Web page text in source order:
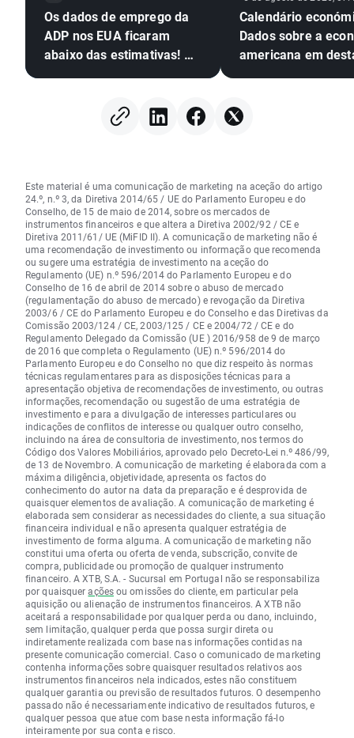
Os dados de emprego da
ADP nos EUA ficaram
abaixo das estimativas! O
Calendário
Dados sobre a
americana em
Este material é uma comunicação de marketing na aceção do artigo
24.º, n.º 3, da Diretiva 2014/65 / UE do Parlamento Europeu e do
Conselho, de 15 de maio de 2014, sobre os mercados de
instrumentos financeiros e que altera a Diretiva 2002/92 / CE e
Diretiva 2011/61/ UE (MiFID II). A comunicação de marketing não é
uma recomendação de investimento ou informação que recomenda
ou sugere uma estratégia de investimento na aceção do
Regulamento (UE) n.º 596/2014 do Parlamento Europeu e do
Conselho de 16 de abril de 2014 sobre o abuso de mercado
(regulamentação do abuso de mercado) e revogação da Diretiva
2003/6 / CE do Parlamento Europeu e do Conselho e das Diretivas da
Comissão 2003/124 / CE, 2003/125 / CE e 2004/72 / CE e do
Regulamento Delegado da Comissão (UE ) 2016/958 de 9 de março
de 2016 que completa o Regulamento (UE) n.º 596/2014 do
Parlamento Europeu e do Conselho no que diz respeito às normas
técnicas regulamentares para as disposições técnicas para a
apresentação objetiva de recomendações de investimento, ou outras
informações, recomendação ou sugestão de uma estratégia de
investimento e para a divulgação de interesses particulares ou
indicações de conflitos de interesse ou qualquer outro conselho,
incluindo na área de consultoria de investimento, nos termos do
Código dos Valores Mobiliários, aprovado pelo Decreto-Lei n.º 486/99,
de 13 de Novembro. A comunicação de marketing é elaborada com a
máxima diligência, objetividade, apresenta os factos do
conhecimento do autor na data da preparação e é desprovida de
quaisquer elementos de avaliação. A comunicação de marketing é
elaborada sem considerar as necessidades do cliente, a sua situação
financeira individual e não apresenta qualquer estratégia de
investimento de forma alguma. A comunicação de marketing não
constitui uma oferta ou oferta de venda, subscrição, convite de
compra, publicidade ou promoção de qualquer instrumento
financeiro. A XTB, S.A. - Sucursal em Portugal não se responsabiliza
por quaisqueraçõesou omissões do cliente, em particular pela
aquisição ou alienação de instrumentos financeiros. A XTB não
aceitará a responsabilidade por qualquer perda ou dano, incluindo,
sem limitação, qualquer perda que possa surgir direta ou
indiretamente realizada com base nas informações contidas na
presente comunicação comercial. Caso o comunicado de marketing
contenha informações sobre quaisquer resultados relativos aos
instrumentos financeiros nela indicados, estes não constituem
qualquer garantia ou previsão de resultados futuros. O desempenho
passado não é necessariamente indicativo de resultados futuros, e
qualquer pessoa que atue com base nesta informação fá-lo
inteiramente por sua conta e risco.